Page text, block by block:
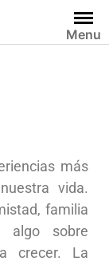
Menu
más
vida.
familia
algo sobre
crecer. La